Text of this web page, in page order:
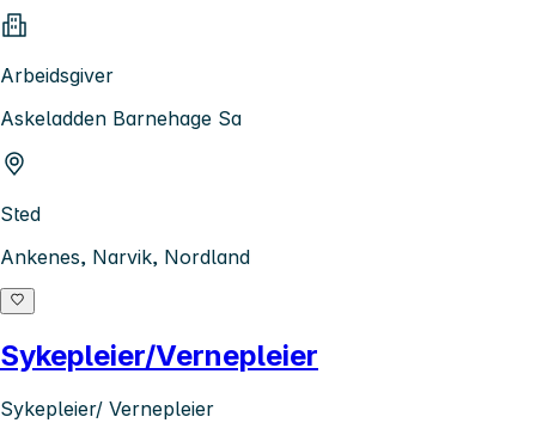
Arbeidsgiver
Askeladden Barnehage Sa
Sted
Ankenes, Narvik, Nordland
Sykepleier/Vernepleier
Sykepleier/ Vernepleier